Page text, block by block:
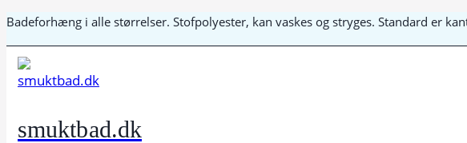
Fortsæt
til
indhold
Badeforhæng i alle størrelser. Stofpolyester, kan vaskes og stryges. Standard er
smuktbad.dk